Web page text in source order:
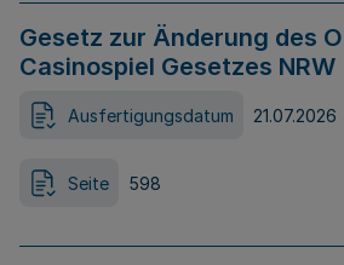
Gesetz zur Änderung des
Casinospiel Gesetzes NRW
Ausfertigungsdatum 21.07.2026
Seite 598